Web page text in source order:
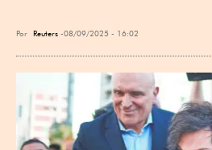
Por Reuters 08/09/2025 - 16:02